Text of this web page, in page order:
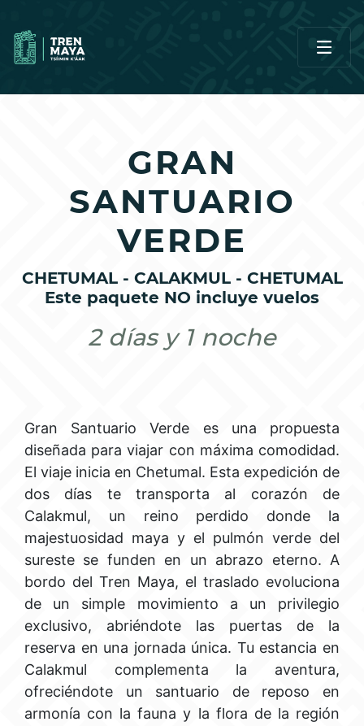
GRAN
SANTUARIO
VERDE
CHETUMAL - CALAKMUL - CHETUMAL
Este paquete NO incluye vuelos
2 días y 1 noche
Gran Santuario Verde es una propuesta
diseñada para viajar con máxima comodidad.
El viaje inicia en Chetumal. Esta expedición de
dos días te transporta al corazón de
Calakmul, un reino perdido donde la
majestuosidad maya y el pulmón verde del
sureste se funden en un abrazo eterno. A
bordo del Tren Maya, el traslado evoluciona
de un simple movimiento a un privilegio
exclusivo, abriéndote las puertas de la
reserva en una jornada única. Tu estancia en
Calakmul complementa la aventura,
ofreciéndote un santuario de reposo en
armonía con la fauna y la flora de la región